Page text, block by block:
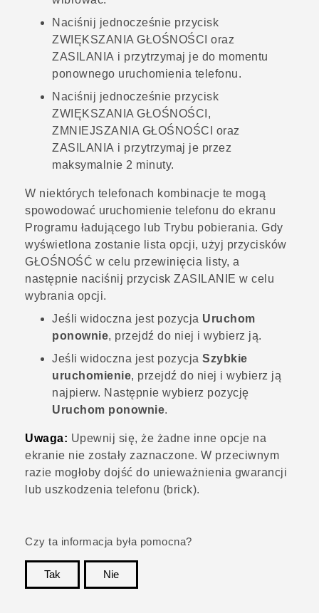
Naciśnij jednocześnie przycisk
ZWIĘKSZANIA GŁOŚNOŚCI oraz
ZASILANIA i przytrzymaj je do momentu
ponownego uruchomienia telefonu.
Naciśnij jednocześnie przycisk
ZWIĘKSZANIA GŁOŚNOŚCI ,
ZMNIEJSZANIA GŁOŚNOŚCI
oraz
ZASILANIA i przytrzymaj je przez
maksymalnie 2 minuty.
W niektórych telefonach kombinacje te mogą
spowodować uruchomienie telefonu do ekranu
Programu ładującego lub Trybu pobierania. Gdy
wyświetlona zostanie lista opcji, użyj przycisków
GŁOŚNOŚĆ w celu przewinięcia listy, a
następnie naciśnij przycisk ZASILANIE w celu
wybrania opcji.
Jeśli widoczna jest pozycja Uruchom
ponownie, przejdź do niej i wybierz ją.
Jeśli widoczna jest pozycja Szybkie
uruchomienie, przejdź do niej i wybierz ją
najpierw. Następnie wybierz pozycję
Uruchom ponownie.
Uwaga: Upewnij się, że żadne inne opcje na
ekranie nie zostały zaznaczone. W przeciwnym
razie mogłoby dojść do unieważnienia gwarancji
lub uszkodzenia telefonu (brick).
Czy ta informacja była pomocna?
Tak
Nie